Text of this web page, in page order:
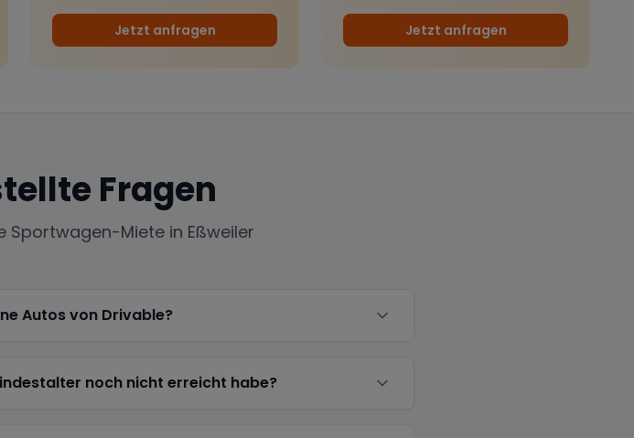
Jetzt anfragen Jetzt anfragen
Fragen
Sportwagen-Miete in Eßweiler
Autos von Drivable?
noch nicht erreicht habe?